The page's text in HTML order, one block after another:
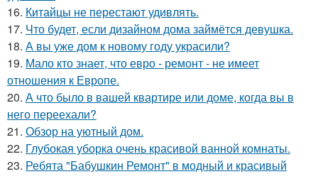
16. Китайцы не перестают удивлять.
17. Что будет, если дизайном дома займётся девушка.
18. А вы уже дом к новому году украсили?
19. Мало кто знает, что евро - ремонт - не имеет
отношения к Европе.
20. А что было в вашей квартире или доме, когда вы в
него переехали?
21. Обзор на уютный дом.
22. Глубокая уборка очень красивой ванной комнаты.
23. Ребята "Бабушкин Ремонт" в модный и красивый